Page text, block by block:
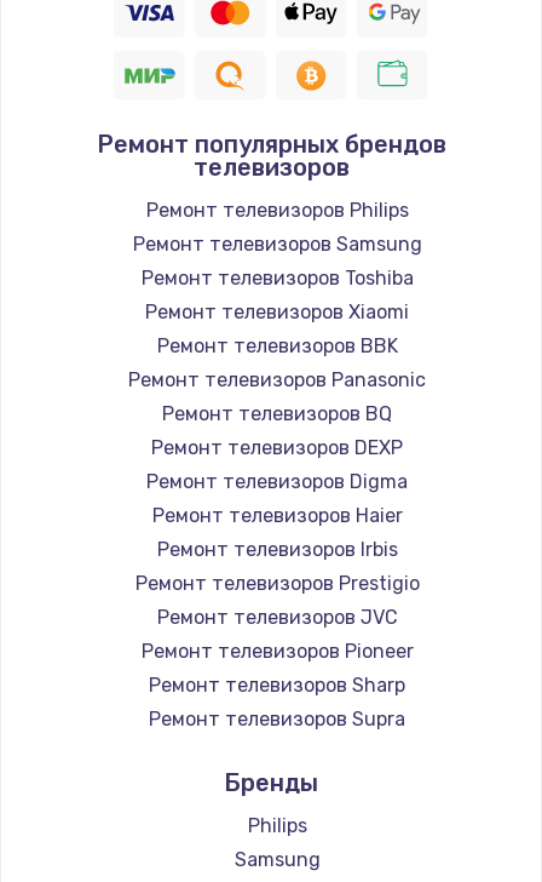
390 руб.
Замена Bluetooth/Wi-Fi модуля
800 руб.
Замена картридера
Заказать
Замена микросхемы NFC
1100 руб.
Заказать
Замена шим-контроллера
3900 руб.
Заказать
1030 руб.
Заказать
Ремонт популярных брендов
телевизоров
Ремонт телевизоров Philips
Ремонт телевизоров Samsung
Ремонт телевизоров Toshiba
Ремонт телевизоров Xiaomi
Ремонт телевизоров BBK
Ремонт телевизоров Panasonic
Ремонт телевизоров BQ
Ремонт телевизоров DEXP
Ремонт телевизоров Digma
Ремонт телевизоров Haier
Ремонт телевизоров Irbis
Ремонт телевизоров Prestigio
Ремонт телевизоров JVC
Ремонт телевизоров Pioneer
Ремонт телевизоров Sharp
Ремонт телевизоров Supra
Ремонт телевизоров Hisense
Ремонт телевизоров Daewoo
Ремонт телевизоров Centek
Бренды
Philips
Samsung